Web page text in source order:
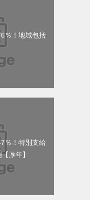
％！地域包括
％！特別支給
厚年】